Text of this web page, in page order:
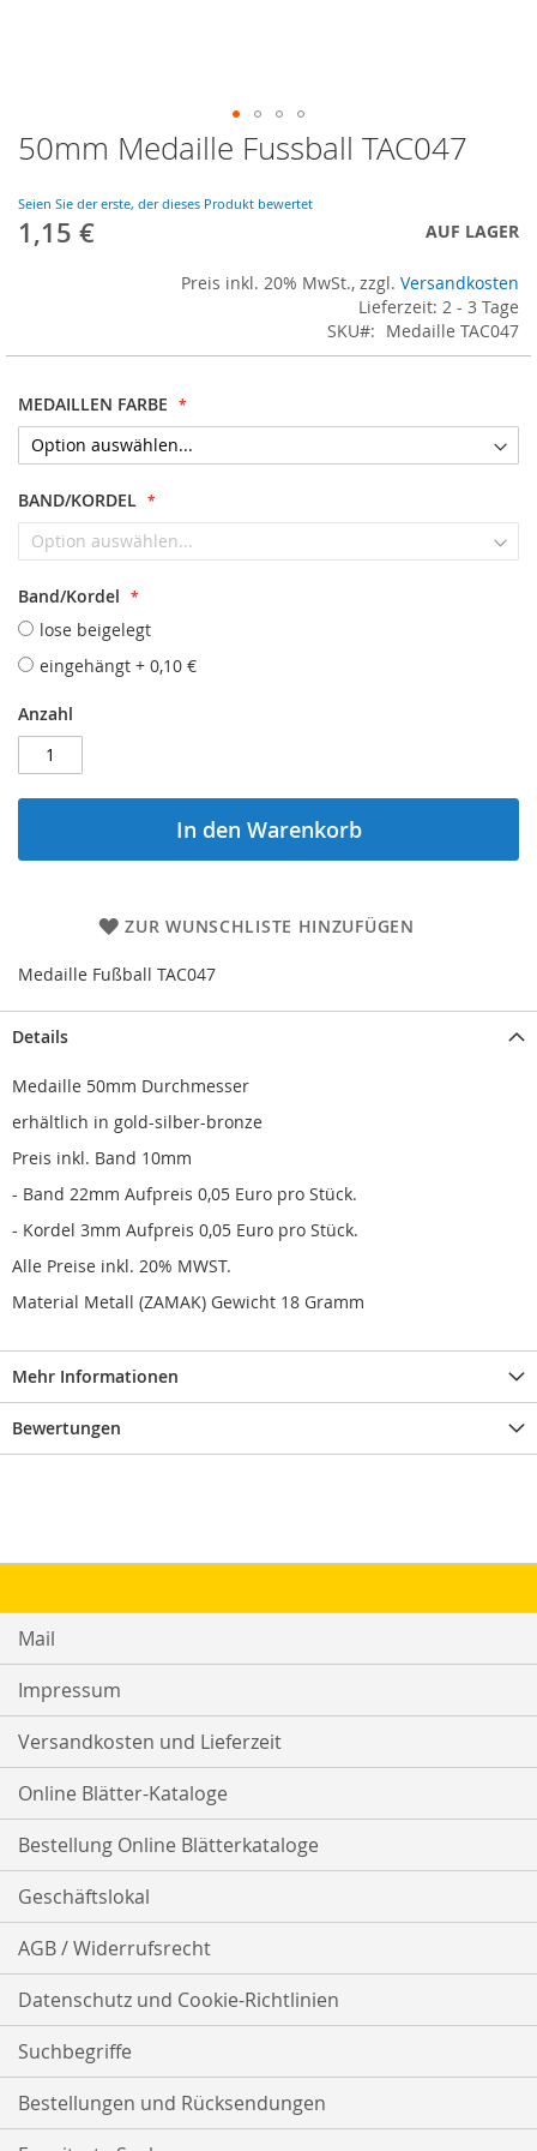
50mm Medaille Fussball TAC047
Seien Sie der erste, der dieses Produkt bewertet
1,15 € AUF LAGER
Preis inkl. 20% MwSt., zzgl. Versandkosten
Lieferzeit: 2 - 3 Tage
SKU
Medaille TAC047
MEDAILLEN FARBE
BAND/KORDEL
Band/Kordel
lose beigelegt
eingehängt + 0,10 €
Anzahl
In den Warenkorb
ZUR WUNSCHLISTE HINZUFÜGEN
Medaille Fußball TAC047
Skip
to
beginning
of
Details
Medaille 50mm Durchmesser
erhältlich in gold-silber-bronze
Preis inkl. Band 10mm
- Band 22mm Aufpreis 0,05 Euro pro Stück.
- Kordel 3mm Aufpreis 0,05 Euro pro Stück.
Alle Preise inkl. 20% MWST.
Material Metall (ZAMAK) Gewicht 18 Gramm
Mehr Informationen
Bewertungen
Mail
Impressum
Versandkosten und Lieferzeit
Online Blätter-Kataloge
Bestellung Online Blätterkataloge
Geschäftslokal
AGB / Widerrufsrecht
Datenschutz und Cookie-Richtlinien
Suchbegriffe
Bestellungen und Rücksendungen